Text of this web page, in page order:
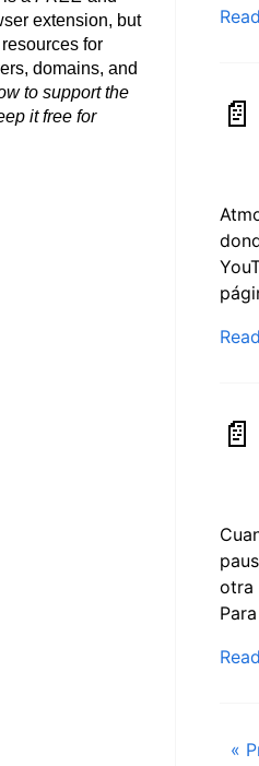
otra
«
extension, but
for
domains, and
to support the
it free for